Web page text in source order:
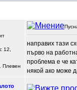
12,
Плевен
направих тази
първо на
проблема е че
някой ако може